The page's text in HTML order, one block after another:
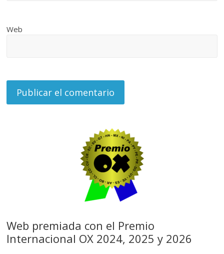
Web
Web premiada con el Premio
Internacional OX 2024, 2025 y 2026